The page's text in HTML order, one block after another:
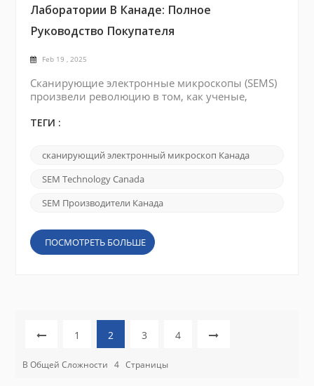
Лаборатории В Канаде: Полное
Руководство Покупателя
Feb 19 , 2025
Сканирующие электронные микроскопы (SEMS)
произвели революцию в том, как ученые,
материалы на микроскопическом уровне.
материаловедения, биологии или
нанотехнологий, правильный SEM может
предоставить подробную визуализацию и
исследований. Если вы находитесь в Канаде и
ТЕГИ :
сканирующий электронный микроскоп Канада
SEM Technology Canada
SEM Производители Канада
ПОСМОТРЕТЬ БОЛЬШЕ
1 2 3 4
В Общей Сложности 4 Страницы